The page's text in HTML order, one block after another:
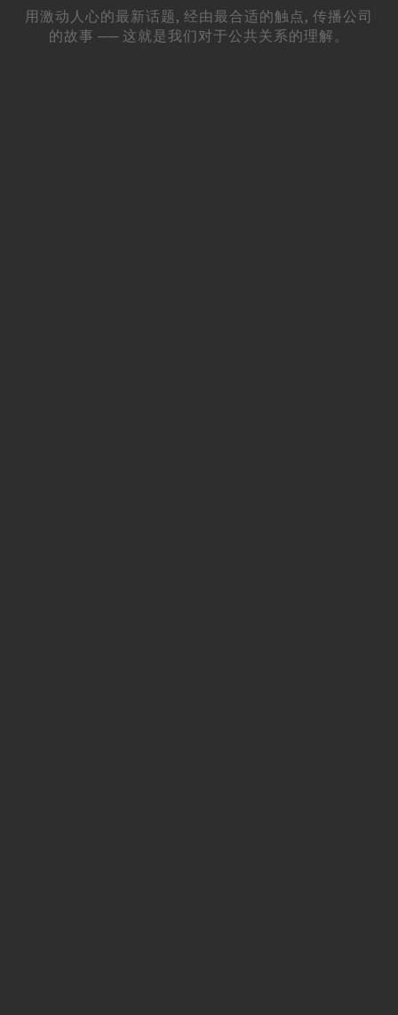
用激动人心的最新话题, 经由最合适的触点, 传播公司
的故事 ── 这就是我们对于公共关系的理解。